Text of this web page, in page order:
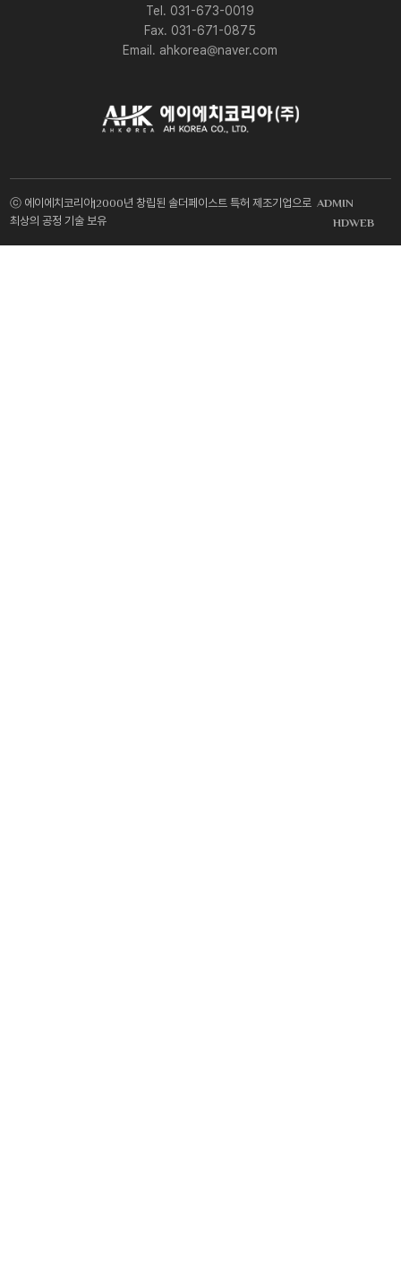
Tel. 031-673-0019
Fax. 031-671-0875
Email. ahkorea@naver.com
ⓒ 에이에치코리아|2000년 창립된 솔더페이스트 특허 제조기업으로
최상의 공정 기술 보유
ADMIN
HDWEB